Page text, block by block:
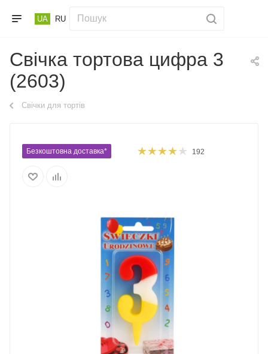
UA RU
Свічка тортова цифра 3
(2603)
Свічки для тортів
Безкоштовна доставка* 192